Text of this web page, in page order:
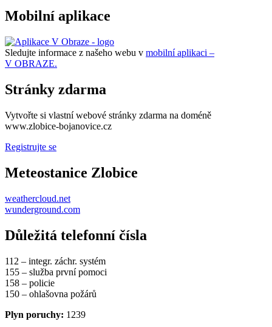
Mobilní aplikace
Sledujte informace z našeho webu v mobilní aplikaci –
V OBRAZE.
Stránky zdarma
Vytvořte si vlastní webové stránky zdarma na doméně
www.zlobice-bojanovice.cz
Registrujte se
Meteostanice Zlobice
weathercloud.net
wunderground.com
Důležitá telefonní čísla
112 – integr. záchr. systém
155 – služba první pomoci
158 – policie
150 – ohlašovna požárů
Plyn poruchy: 1239